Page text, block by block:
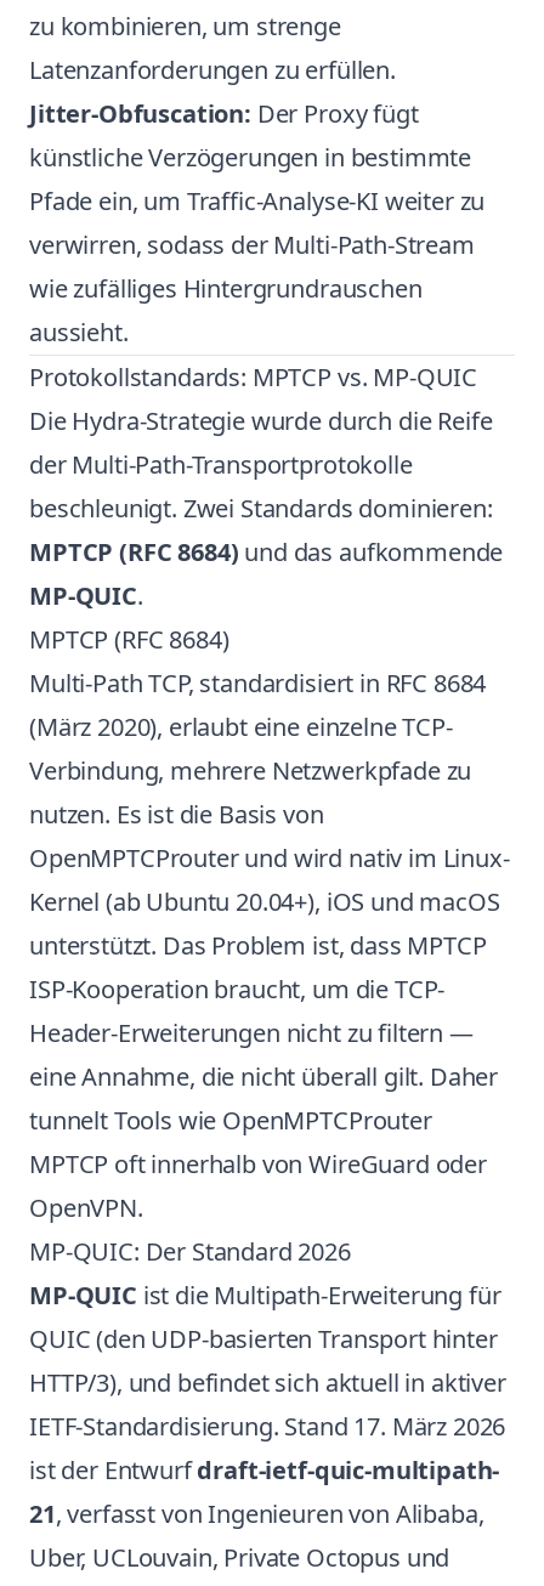
zu kombinieren, um strenge
Latenzanforderungen zu erfüllen.
Jitter-Obfuscation: Der Proxy fügt
künstliche Verzögerungen in bestimmte
Pfade ein, um Traffic-Analyse-KI weiter zu
verwirren, sodass der Multi-Path-Stream
wie zufälliges Hintergrundrauschen
aussieht.
Protokollstandards: MPTCP vs. MP-QUIC
Die Hydra-Strategie wurde durch die Reife
der Multi-Path-Transportprotokolle
beschleunigt. Zwei Standards dominieren:
MPTCP (RFC 8684) und das aufkommende
MP-QUIC.
MPTCP (RFC 8684)
Multi-Path TCP, standardisiert in RFC 8684
(März 2020), erlaubt eine einzelne TCP-
Verbindung, mehrere Netzwerkpfade zu
nutzen. Es ist die Basis von
OpenMPTCProuter und wird nativ im Linux-
Kernel (ab Ubuntu 20.04+), iOS und macOS
unterstützt. Das Problem ist, dass MPTCP
ISP-Kooperation braucht, um die TCP-
Header-Erweiterungen nicht zu filtern —
eine Annahme, die nicht überall gilt. Daher
tunnelt Tools wie OpenMPTCProuter
MPTCP oft innerhalb von WireGuard oder
OpenVPN.
MP-QUIC: Der Standard 2026
MP-QUIC ist die Multipath-Erweiterung für
QUIC (den UDP-basierten Transport hinter
HTTP/3), und befindet sich aktuell in aktiver
IETF-Standardisierung. Stand 17. März 2026
ist der Entwurfdraft-ietf-quic-multipath-
21, verfasst von Ingenieuren von Alibaba,
Uber, UCLouvain, Private Octopus und